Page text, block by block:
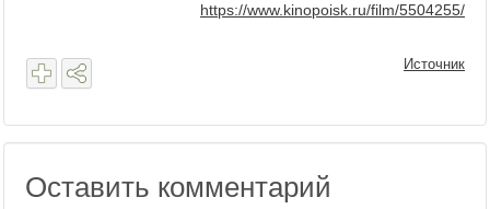
https://www.kinopoisk.ru/film/5504255/
Источник
Оставить комментарий